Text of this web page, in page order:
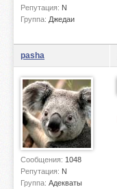
Репутация: N
Группа: Джедаи
pasha
Сообщения: 1048
Репутация: N
Группа: Адекваты